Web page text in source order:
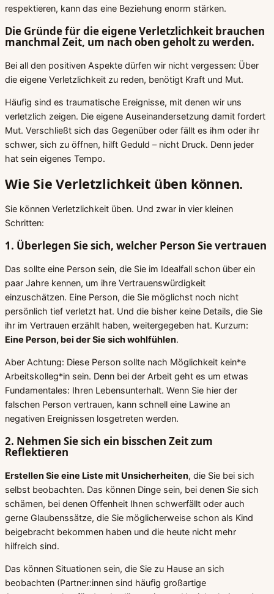
respektieren, kann das eine Beziehung enorm stärken.
Die Gründe für die eigene Verletzlichkeit brauchen
manchmal Zeit, um nach oben geholt zu werden.
Bei all den positiven Aspekte dürfen wir nicht vergessen: Über
die eigene Verletzlichkeit zu reden, benötigt Kraft und Mut.
Häufig sind es traumatische Ereignisse, mit denen wir uns
verletzlich zeigen. Die eigene Auseinandersetzung damit fordert
Mut. Verschließt sich das Gegenüber oder fällt es ihm oder ihr
schwer, sich zu öffnen, hilft Geduld – nicht Druck. Denn jeder
hat sein eigenes Tempo.
Wie Sie Verletzlichkeit üben können.
Sie können Verletzlichkeit üben. Und zwar in vier kleinen
Schritten:
1. Überlegen Sie sich, welcher Person Sie vertrauen
Das sollte eine Person sein, die Sie im Idealfall schon über ein
paar Jahre kennen, um ihre Vertrauenswürdigkeit
einzuschätzen. Eine Person, die Sie möglichst noch nicht
persönlich tief verletzt hat. Und die bisher keine Details, die Sie
ihr im Vertrauen erzählt haben, weitergegeben hat. Kurzum:
Eine Person, bei der Sie sich wohlfühlen.
Aber Achtung: Diese Person sollte nach Möglichkeit kein*e
Arbeitskolleg*in sein. Denn bei der Arbeit geht es um etwas
Fundamentales: Ihren Lebensunterhalt. Wenn Sie hier der
falschen Person vertrauen, kann schnell eine Lawine an
negativen Ereignissen losgetreten werden.
2. Nehmen Sie sich ein bisschen Zeit zum
Reflektieren
Erstellen Sie eine Liste mit Unsicherheiten, die Sie bei sich
selbst beobachten. Das können Dinge sein, bei denen Sie sich
schämen, bei denen Offenheit Ihnen schwerfällt oder auch
gerne Glaubenssätze, die Sie möglicherweise schon als Kind
beigebracht bekommen haben und die heute nicht mehr
hilfreich sind.
Das können Situationen sein, die Sie zu Hause an sich
beobachten (Partner:innen sind häufig großartige